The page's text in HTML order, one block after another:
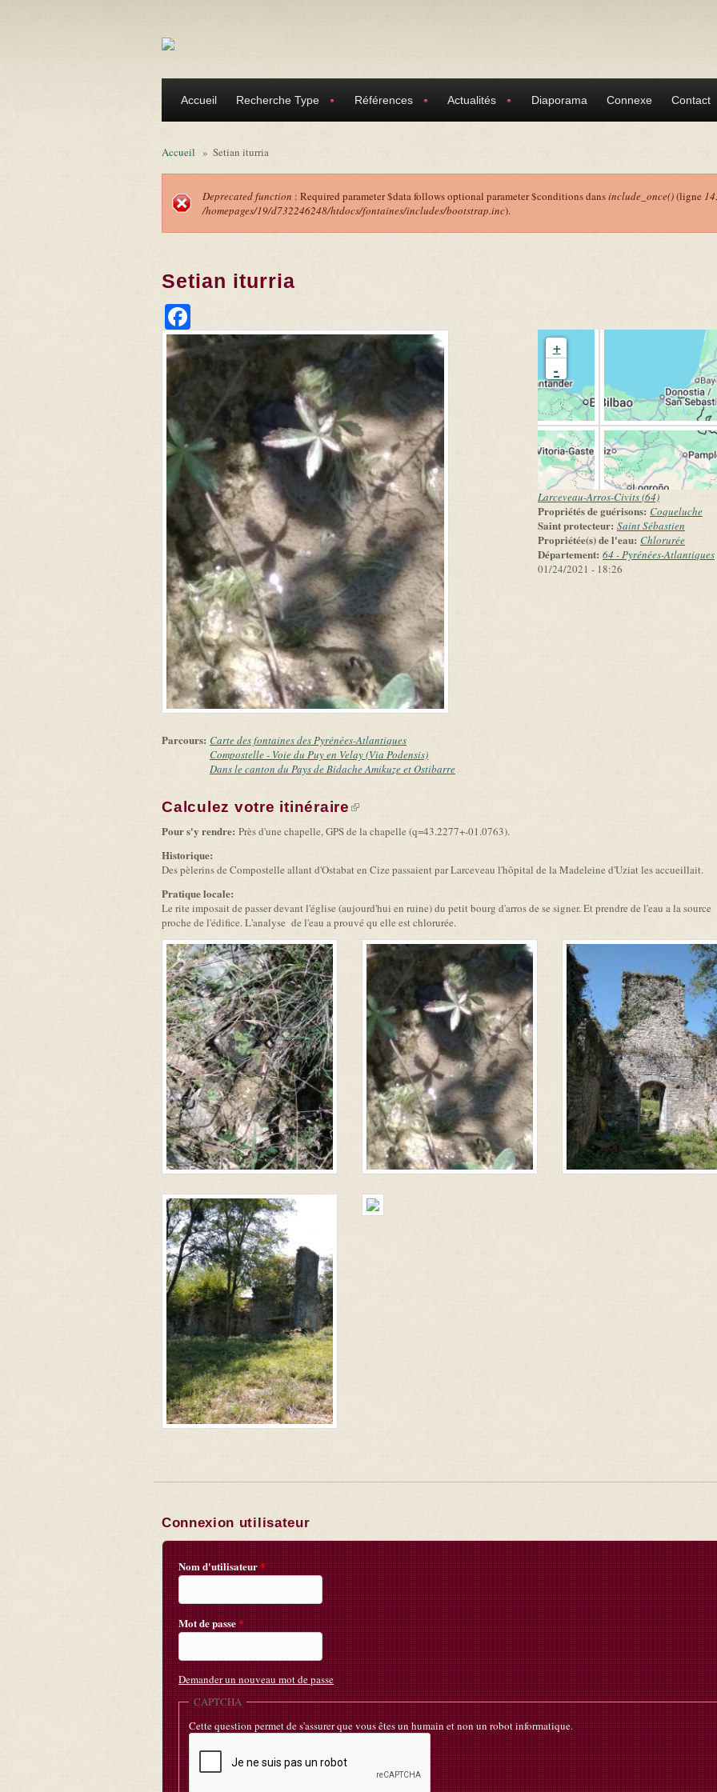
Accueil Recherche Type Références Actualités Diaporama Connexe Contact
Accueil » Setian iturria
Message d'erreur
Deprecated function : Required parameter $data follows optional parameter $conditions dansinclude_once()(ligne
/homepages/19/d732246248/htdocs/fontaines/includes/bootstrap.inc).
Setian iturria
+
-
Larceveau-Arros-Civits (64)
Propriétés de guérisons: Coqueluche
Saint protecteur: Saint Sébastien
Propriétée(s) de l'eau: Chlorurée
Département: 64 - Pyrénées-Atlantiques
01/24/2021 - 18:26
Parcours: Carte des fontaines des Pyrénées-Atlantiques
Compostelle - Voie du Puy en Velay (Via Podensis)
Dans le canton du Pays de Bidache Amikuze et Ostibarre
Calculez votre itinéraire(link is external)
Pour s'y rendre: Près d'une chapelle, GPS de la chapelle (q=43.2277+-01.0763).
Historique:
Des pèlerins de Compostelle allant d'Ostabat en Cize passaient par Larceveau l'hôpital de la Madeleine d'Uziat les accueillait.
Pratique locale:
Le rite imposait de passer devant l'église (aujourd'hui en ruine) du petit bourg d'arros de se signer. Et prendre de l'eau a la
proche de l'édifice. L'analyse de l'eau a prouvé qu elle est chlorurée.
Connexion utilisateur
Nom d'utilisateur*
Mot de passe*
Demander un nouveau mot de passe
CAPTCHA
Cette question permet de s'assurer que vous êtes un humain et non un robot informatique.